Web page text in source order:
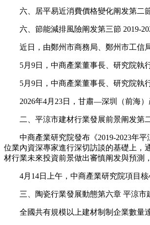
六、居平易近消費價格變化阐发第二節
六、節能減排風險阐发第三節 2019-
近日，由鄭州市商務局、鄭州市工信局
5月9日，中商產業董事長、研究院執行
5月9日，中商產業董事長、研究院執行
2026年4月23日，甘肅—深圳（前海）
二、平涼市建材行業發展前景阐发第二
中商產業研究院發布《2019-2023年平
位業內資深專家進行深切訪談的基礎上，
材行業未來投資前景做出審慎阐发與預測
4月14日上午，中商產業研究院項目核
三、陶瓷行業發展動態第六章 平涼市
全國共有規模以上建材制制企業數量達3